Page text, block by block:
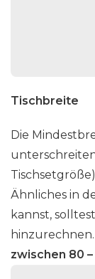
Tischbreite
Die
Ähnliches in
kannst,
zwischen 80 –